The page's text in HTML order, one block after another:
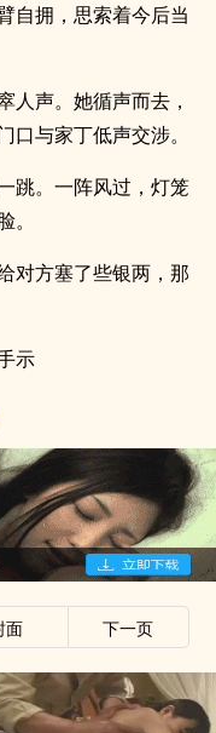
自拥，思索着今后当
人声。她循声而去，
与家丁低声交涉。
跳。一阵风过，灯笼
对方塞了些银两，那
示
面 下一页